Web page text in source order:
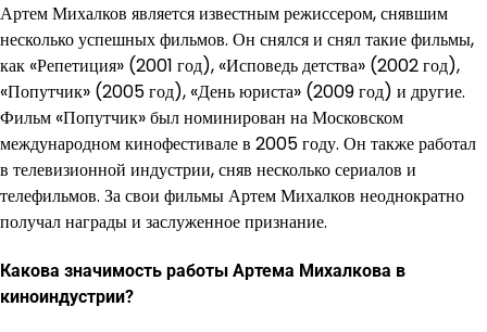
Артем Михалков является известным режиссером, снявшим
несколько успешных фильмов. Он снялся и снял такие фильмы,
как «Репетиция» (2001 год), «Исповедь детства» (2002 год),
«Попутчик» (2005 год), «День юриста» (2009 год) и другие.
Фильм «Попутчик» был номинирован на Московском
международном кинофестивале в 2005 году. Он также работал
в телевизионной индустрии, сняв несколько сериалов и
телефильмов. За свои фильмы Артем Михалков неоднократно
получал награды и заслуженное признание.
Какова значимость работы Артема Михалкова в
киноиндустрии?